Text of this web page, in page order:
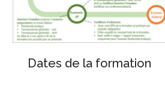
Dates de la formation